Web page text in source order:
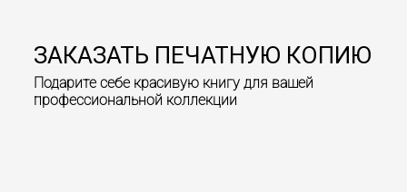
ЗАКАЗАТЬ ПЕЧАТНУЮ КОПИЮ
Подарите себе красивую книгу для вашей
профессиональной коллекции